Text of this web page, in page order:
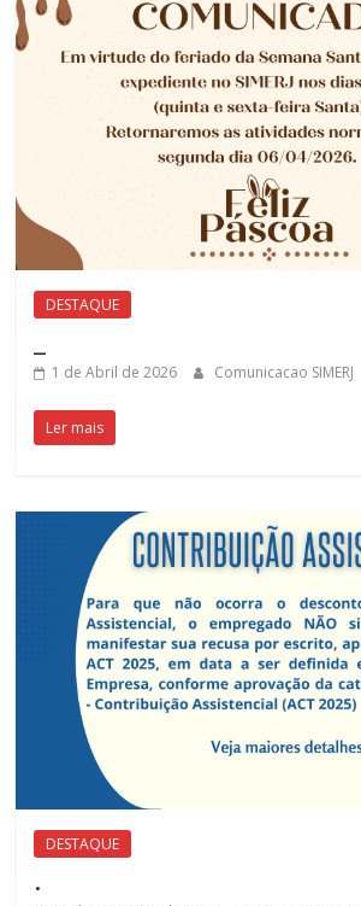
DESTAQUE
1 de Abril de 2026 Comunicacao SIMERJ
Ler mais
DESTAQUE
.